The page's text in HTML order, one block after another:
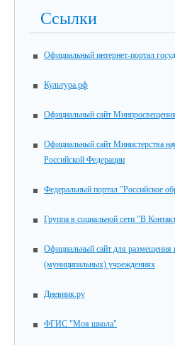
Ссылки
Официальный интернет-портал
Культура.рф
Официальный сайт
Официальный сайт Министерства
Российской Федерации
Федеральный портал "Российское
Группа в социальной сети "В
Официальный сайт для размещения
(муниципальных) учреждениях
Дневник.ру
ФГИС "Моя школа"